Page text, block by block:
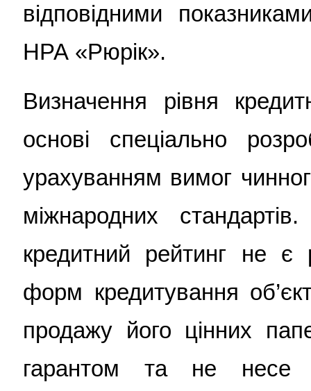
відповідними
НРА «Рюрік».
Визначення рівня
основі спеціально
урахуванням вимог
міжнародних
кредитний рейтинг не є
форм кредитування
продажу його цінних
гарантом та не несе